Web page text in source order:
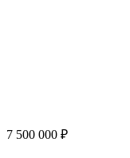
7 500 000 ₽